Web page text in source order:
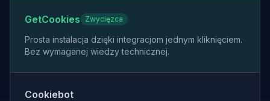
GetCookies Zwycięzca
Prosta instalacja dzięki integracjom jednym kliknięciem.
Bez wymaganej wiedzy technicznej.
Cookiebot